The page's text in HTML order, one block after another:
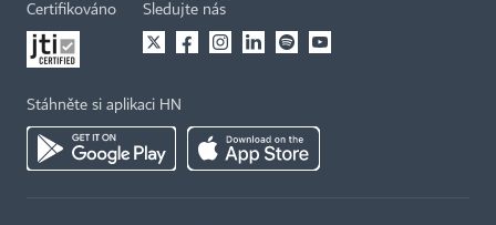
Certifikováno Sledujte nás
Stáhněte si aplikaci HN